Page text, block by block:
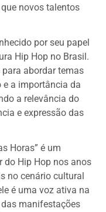
novos talentos
por seu papel
Hip Hop no Brasil.
abordar temas
a importância da
a relevância do
e expressão das
Horas” é um
do Hip Hop nos anos
no cenário cultural
é uma voz ativa na
manifestações